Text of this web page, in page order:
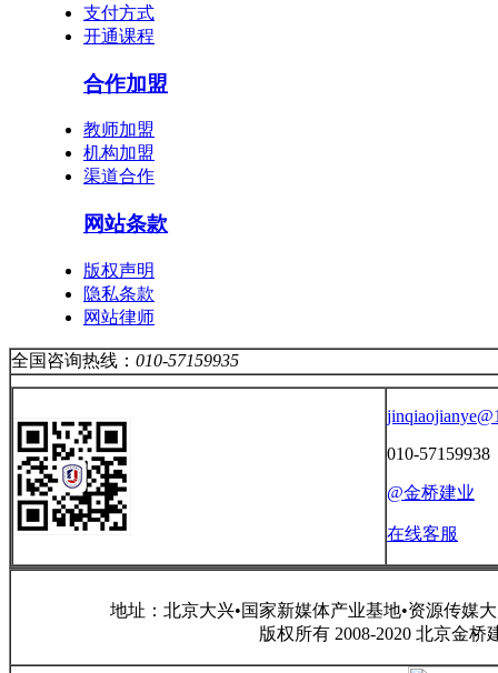
支付方式
开通课程
合作加盟
教师加盟
机构加盟
渠道合作
网站条款
版权声明
隐私条款
网站律师
全国咨询热线： 010-57159935
010-57159938
@金桥建业
在线客服
地址：北京大兴•国家新媒体产业基地•资源传媒
版权所有 2008-2020 北京金